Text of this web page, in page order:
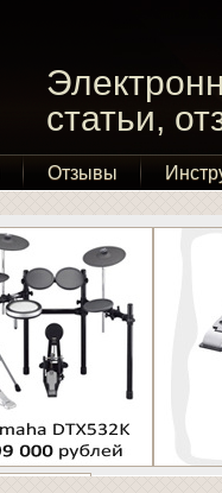
статьи,
Отзывы